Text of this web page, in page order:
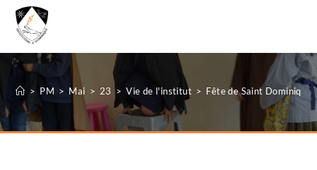
> PM > Mai > 23 > Vie de l'institut > Fête de Saint Dominique